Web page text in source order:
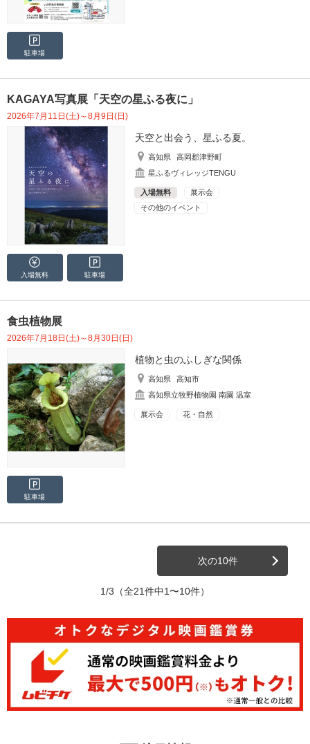
駐車場
KAGAYA写真展「天空の星ふる夜に」
2026年7月11日(土)～8月9日(日)
天空と出会う、星ふる夏。
高知県
高岡郡津野町
星ふるヴィレッジTENGU
入場無料
展示会
その他のイベント
入場無料 駐車場
食虫植物展
2026年7月18日(土)～8月30日(日)
植物と虫のふしぎな関係
高知県
高知市
高知県立牧野植物園 南園 温室
展示会 花・自然
駐車場
次の10件
1/3 （全21件中1〜10件）